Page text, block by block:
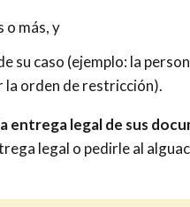
o más, y
su caso (ejemplo: la
orden de restricción).
entrega legal de sus
legal o pedirle al